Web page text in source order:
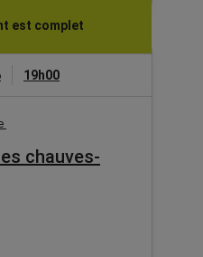
est complet
19h00
chauves-